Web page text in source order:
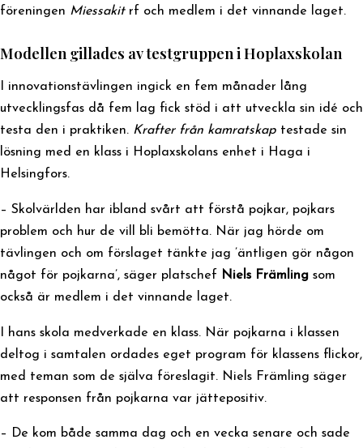
föreningen Miessakit rf och medlem i det vinnande laget.
Modellen gillades av testgruppen i Hoplaxskolan
I innovationstävlingen ingick en fem månader lång
utvecklingsfas då fem lag fick stöd i att utveckla sin idé och
testa den i praktiken. Krafter från kamratskap testade sin
lösning med en klass i Hoplaxskolans enhet i Haga i
Helsingfors.
– Skolvärlden har ibland svårt att förstå pojkar, pojkars
problem och hur de vill bli bemötta. När jag hörde om
tävlingen och om förslaget tänkte jag ’äntligen gör någon
något för pojkarna’, säger platschef Niels Främling som
också är medlem i det vinnande laget.
I hans skola medverkade en klass. När pojkarna i klassen
deltog i samtalen ordades eget program för klassens flickor,
med teman som de själva föreslagit. Niels Främling säger
att responsen från pojkarna var jättepositiv.
– De kom både samma dag och en vecka senare och sade